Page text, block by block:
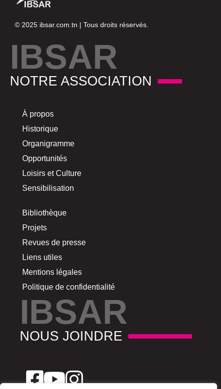
© 2025 ibsar.com.tn | Tous droits réservés.
IBSAR
NOTRE ASSOCIATION
À propos
Historique
Organigramme
Opportunités
Loisirs et Culture
Sensibilisation
Bibliothèque
Projets
Revues de presse
Liens utiles
Mentions légales
Politique de confidentialité
IBSAR
NOUS JOINDRE